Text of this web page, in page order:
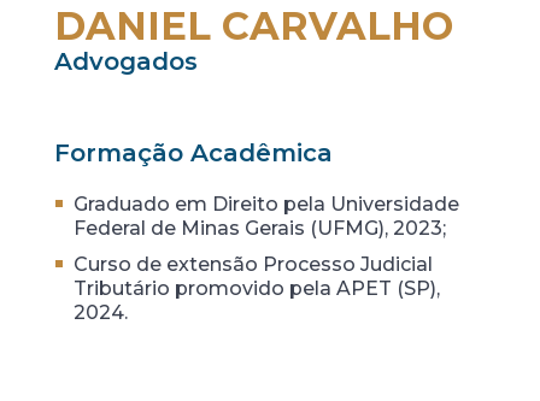
DANIEL CARVALHO
Advogados
Formação Acadêmica
Graduado em Direito pela Universidade
Federal de Minas Gerais (UFMG), 2023;
Curso de extensão Processo Judicial
Tributário promovido pela APET (SP),
2024.